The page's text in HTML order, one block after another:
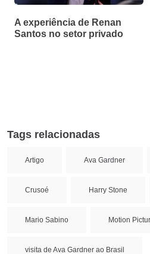
A experiência de Renan
Santos no setor privado
Tags relacionadas
Artigo Ava Gardner
Crusoé Harry Stone
Mario Sabino Motion
visita de Ava Gardner ao Brasil